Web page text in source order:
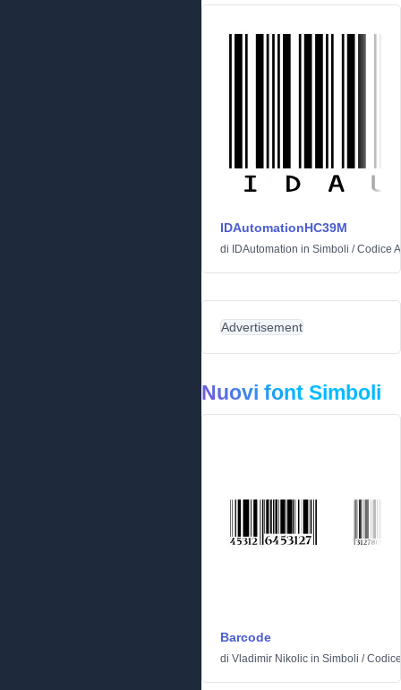
IDAutomationHC39M
di IDAutomation in Simboli /Codice
Advertisement
Nuovi font Simboli
Barcode
di Vladimir Nikolic in Simboli /